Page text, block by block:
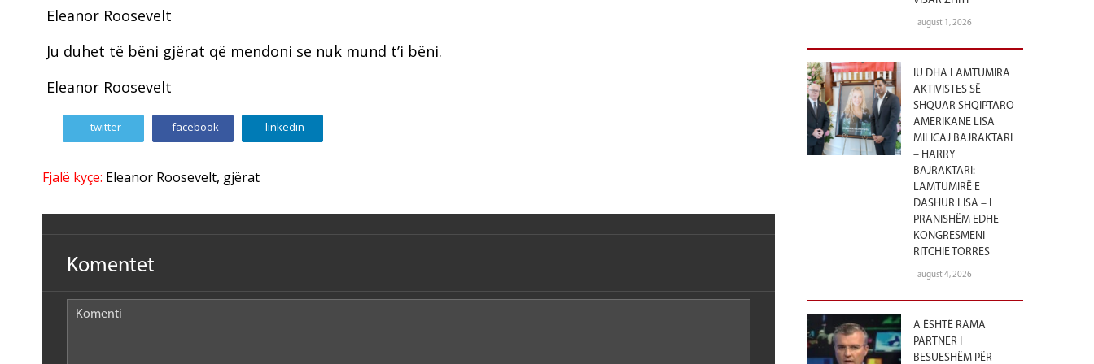
Eleanor Roosevelt
Ju duhet të bëni gjërat që mendoni se nuk mund t’i bëni.
Eleanor Roosevelt
twitter facebook linkedin
Fjalë kyçe: Eleanor Roosevelt, gjërat
Komentet
august 1, 2026
IU DHA LAMTUMIRA
AKTIVISTES SË
SHQUAR SHQIPTARO-
AMERIKANE LISA
MILICAJ BAJRAKTARI
– HARRY
BAJRAKTARI:
LAMTUMIRË E
DASHUR LISA – I
PRANISHËM EDHE
KONGRESMENI
RITCHIE TORRES
august 4, 2026
A ËSHTË RAMA
PARTNER I
BESUESHËM PËR